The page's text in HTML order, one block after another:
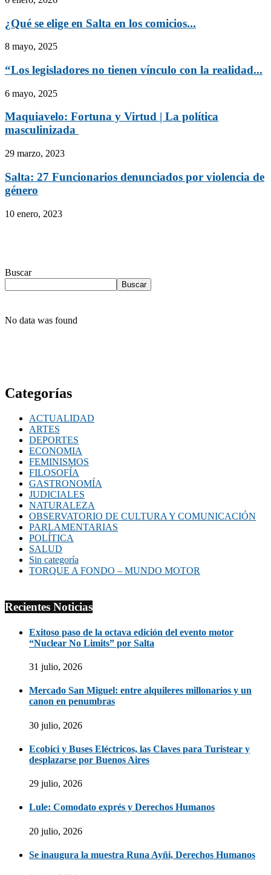
¿Qué se elige en Salta en los comicios...
8 mayo, 2025
“Los legisladores no tienen vínculo con la realidad...
6 mayo, 2025
Maquiavelo: Fortuna y Virtud | La política
masculinizada
29 marzo, 2023
Salta: 27 Funcionarios denunciados por violencia de
género
10 enero, 2023
Buscar
Buscar
No data was found
Categorías
ACTUALIDAD
ARTES
DEPORTES
ECONOMIA
FEMINISMOS
FILOSOFÍA
GASTRONOMÍA
JUDICIALES
NATURALEZA
OBSERVATORIO DE CULTURA Y COMUNICACIÓN
PARLAMENTARIAS
POLÍTICA
SALUD
Sin categoría
TORQUE A FONDO – MUNDO MOTOR
Recientes Noticias
Exitoso paso de la octava edición del evento motor
“Nuclear No Limits” por Salta
31 julio, 2026
Mercado San Miguel: entre alquileres millonarios y un
canon en penumbras
30 julio, 2026
Ecobici y Buses Eléctricos, las Claves para Turistear y
desplazarse por Buenos Aires
29 julio, 2026
Lule: Comodato exprés y Derechos Humanos
20 julio, 2026
Se inaugura la muestra Runa Ayñi, Derechos Humanos